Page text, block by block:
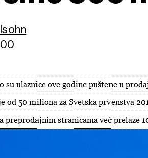
su ulaznice ove godine puštene u
od 50 miliona za Svetska prvenstva
preprodajnim stranicama već prelaze